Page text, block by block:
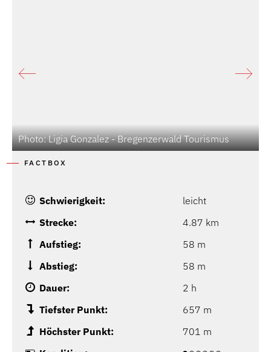
Photo: Ligia Gonzalez - Bregenzerwald Tourismus
FACTBOX
Schwierigkeit:
leicht
Strecke:
4.87 km
Aufstieg:
58 m
Abstieg:
58 m
Dauer:
2 h
Tiefster Punkt:
657 m
Höchster Punkt:
701 m